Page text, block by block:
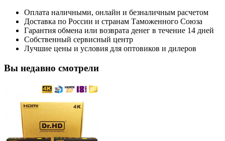
Оплата наличными, онлайн и безналичным расчетом
Доставка по России и странам Таможенного Союза
Гарантия обмена или возврата денег в течение 14 дней
Собственный сервисный центр
Лучшие цены и условия для оптовиков и дилеров
Вы недавно смотрели